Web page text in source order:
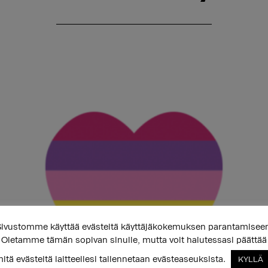
käyttää evästeitä käyttäjäkokemuksen
Oletamme tämän sopivan sinulle, mutta voit halutessasi päättää
evästeitä laitteellesi tallennetaan evästeaseuksista. KYLLÄ